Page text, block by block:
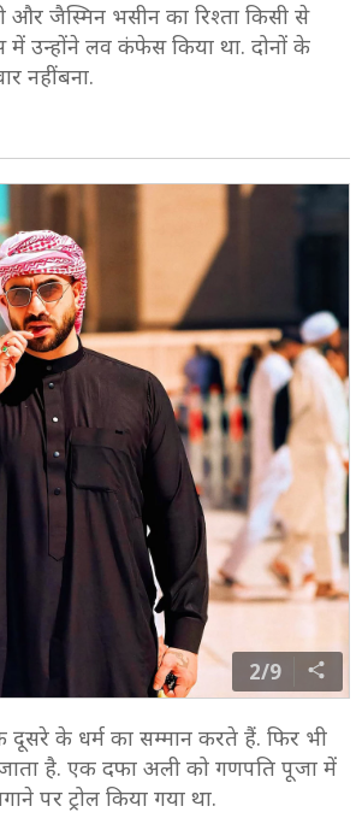
और जैस्मिन भसीन का रिश्ता किसी से
में उन्होंने लव कंफेस किया था. दोनों के
नहीं बना.
2/9
के धर्म का सम्मान करते हैं. फिर भी
है. एक दफा अली को गणपति पूजा में
पर ट्रोल किया गया था.